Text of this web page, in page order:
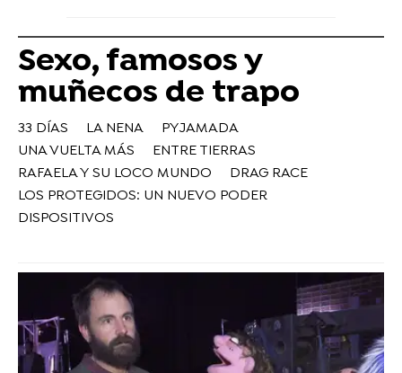
Sexo, famosos y
muñecos de trapo
33 DÍAS LA NENA
PYJAMADA
UNA VUELTA MÁS
ENTRE TIERRAS
RAFAELA Y SU LOCO MUNDO
DRAG RACE
LOS PROTEGIDOS: UN NUEVO PODER
DISPOSITIVOS